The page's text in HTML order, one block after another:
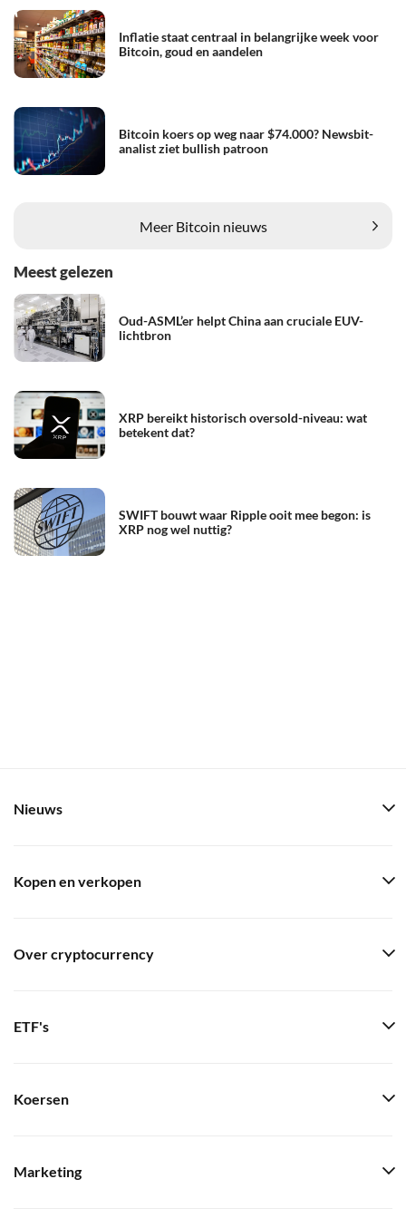
Inflatie staat centraal in belangrijke week voor
Bitcoin, goud en aandelen
Bitcoin koers op weg naar $74.000? Newsbit-
analist ziet bullish patroon
Meer Bitcoin nieuws
Meest gelezen
Oud-ASML’er helpt China aan cruciale EUV-
lichtbron
XRP bereikt historisch oversold-niveau: wat
betekent dat?
SWIFT bouwt waar Ripple ooit mee begon: is
XRP nog wel nuttig?
Nieuws
Kopen en verkopen
Over cryptocurrency
ETF's
Koersen
Marketing